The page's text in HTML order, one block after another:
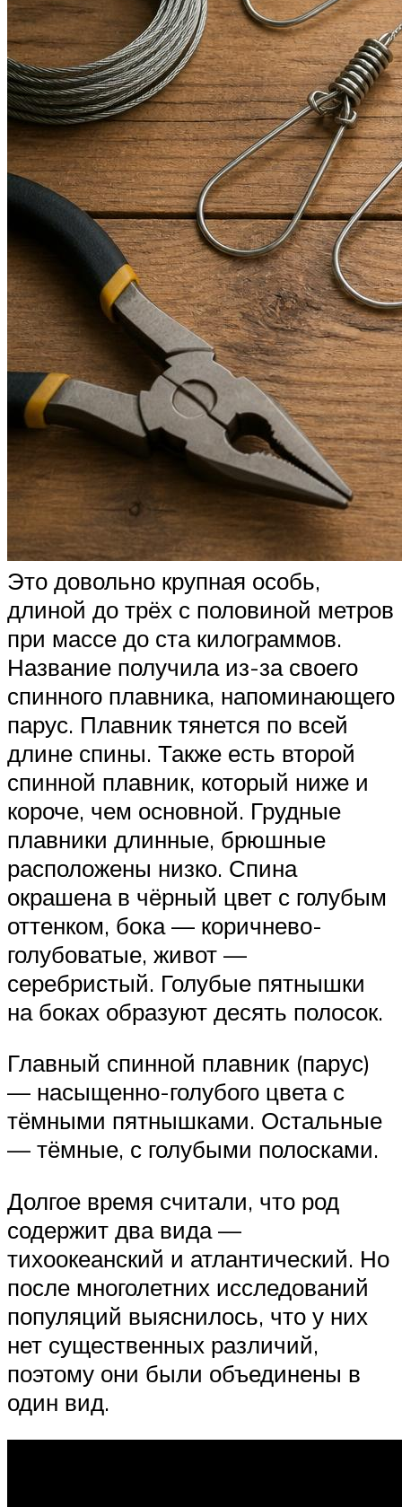
Это довольно крупная особь,
длиной до трёх с половиной метров
при массе до ста килограммов.
Название получила из-за своего
спинного плавника, напоминающего
парус. Плавник тянется по всей
длине спины. Также есть второй
спинной плавник, который ниже и
короче, чем основной. Грудные
плавники длинные, брюшные
расположены низко. Спина
окрашена в чёрный цвет с голубым
оттенком, бока — коричнево-
голубоватые, живот —
серебристый. Голубые пятнышки
на боках образуют десять полосок.
Главный спинной плавник (парус)
— насыщенно-голубого цвета с
тёмными пятнышками. Остальные
— тёмные, с голубыми полосками.
Долгое время считали, что род
содержит два вида —
тихоокеанский и атлантический. Но
после многолетних исследований
популяций выяснилось, что у них
нет существенных различий,
поэтому они были объединены в
один вид.